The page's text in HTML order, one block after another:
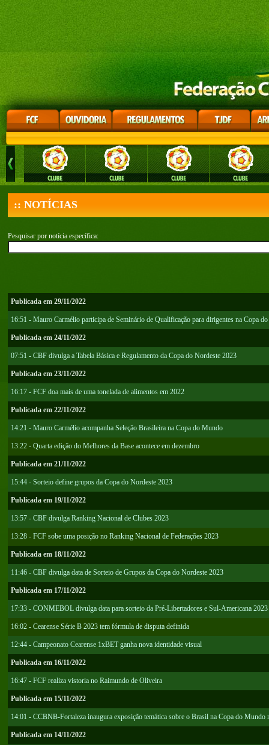
:: NOTÍCIAS
Pesquisar por notícia específica:
Publicada em 29/11/2022
16:51 - Mauro Carmélio participa de Seminário de Qualificação para dirigentes na Copa
Publicada em 24/11/2022
07:51 - CBF divulga a Tabela Básica e Regulamento da Copa do Nordeste 2023
Publicada em 23/11/2022
16:17 - FCF doa mais de uma tonelada de alimentos em 2022
Publicada em 22/11/2022
14:21 - Mauro Carmélio acompanha Seleção Brasileira na Copa do Mundo
13:22 - Quarta edição do Melhores da Base acontece em dezembro
Publicada em 21/11/2022
15:44 - Sorteio define grupos da Copa do Nordeste 2023
Publicada em 19/11/2022
13:57 - CBF divulga Ranking Nacional de Clubes 2023
13:28 - FCF sobe uma posição no Ranking Nacional de Federações 2023
Publicada em 18/11/2022
11:46 - CBF divulga data de Sorteio de Grupos da Copa do Nordeste 2023
Publicada em 17/11/2022
17:33 - CONMEBOL divulga data para sorteio da Pré-Libertadores e Sul-Americana 2023
16:02 - Cearense Série B 2023 tem fórmula de disputa definida
12:44 - Campeonato Cearense 1xBET ganha nova identidade visual
Publicada em 16/11/2022
16:47 - FCF realiza vistoria no Raimundo de Oliveira
Publicada em 15/11/2022
14:01 - CCBNB-Fortaleza inaugura exposição temática sobre o Brasil na Copa do Mundo
Publicada em 14/11/2022